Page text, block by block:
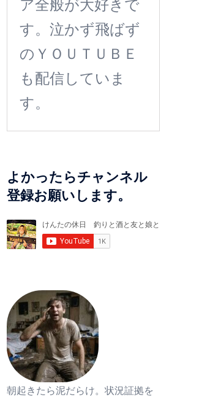
ア全般が大好きで
す。泣かず飛ばず
のＹＯＵＴＵＢＥ
も配信していま
す。
よかったらチャンネル
登録お願いします。
朝起きたら泥だらけ。状況証拠を